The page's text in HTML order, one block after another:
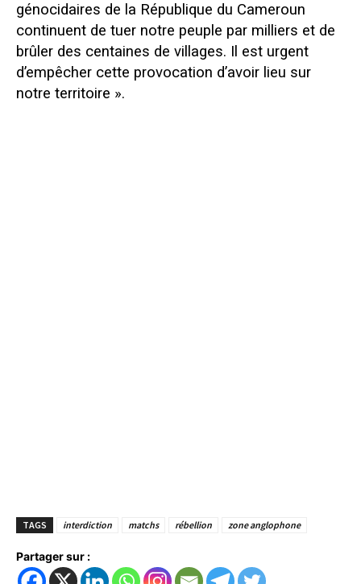
génocidaires de la République du Cameroun
continuent de tuer notre peuple par milliers et de
brûler des centaines de villages. Il est urgent
d’empêcher cette provocation d’avoir lieu sur
notre territoire ».
TAGS interdiction matchs rébellion zone anglophone
Partager sur :